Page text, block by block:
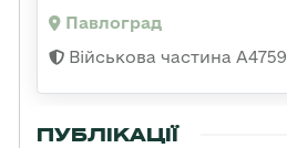
Павлоград
Військова частина А4759
ПУБЛІКАЦІЇ